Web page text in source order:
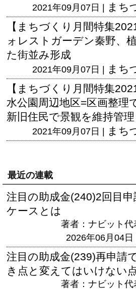
2021年09月07日 | まち
【まちづくり月間特集
ォレストガーデン秦野、
た街並み形成
2021年09月07日 | まち
【まちづくり月間特集
水公園周辺地区=区画整理
新旧住民で景観を維持管理
2021年09月07日 | まち
最近の連載
注目の助成金(240)2回目
ケースとは
著者：ナビット
2026年06月04日
注目の助成金(239)再申請
き点と変えてはいけない
著者：ナビット